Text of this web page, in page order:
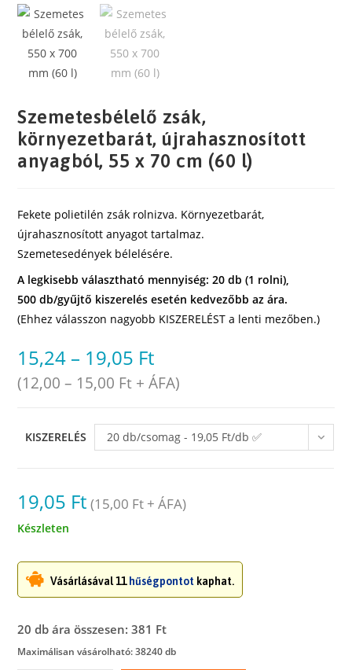
Szemetesbélelő zsák,
környezetbarát, újrahasznosított
anyagból, 55 x 70 cm (60 l)
Fekete polietilén zsák rolnizva. Környezetbarát,
újrahasznosított anyagot tartalmaz.
Szemetesedények bélelésére.
A legkisebb választható mennyiség: 20 db (1 rolni),
500 db/gyűjtő kiszerelés esetén kedvezőbb az ára.
(Ehhez válasszon nagyobb KISZERELÉST a lenti mezőben.)
15,24 – 19,05 Ft
(12,00– 15,00 Ft + ÁFA)
KISZERELÉS
20 db/csomag - 19,05 Ft/db ✅
19,05 Ft (15,00 Ft + ÁFA)
Készleten
Vásárlásával 11 hűségpontot kaphat.
20 db ára összesen: 381 Ft
Maximálisan vásárolható: 38240 db